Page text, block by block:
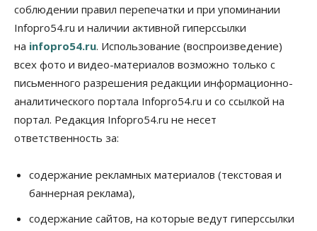
Бизнес Общество
Новосибирцы стали реже оформлять
дома по упрощенной схеме
07 Августа 2026, 16:00
Общество Право&Порядок
Роспотребнадзор изъял почти полторы тонны
мяса в Новосибирской области
Расходы новосибирцев на спорт выросли на 40%
за полгода
07 Августа 2026, 14:35
соблюдении правил перепечатки и при упоминании
Infopro54.ru и наличии активной гиперссылки
на infopro54.ru. Использование (воспроизведение)
всех фото и видео-материалов возможно только с
письменного разрешения редакции информационно-
аналитического портала Infopro54.ru и со ссылкой на
портал. Редакция Infopro54.ru не несет
ответственность за:
содержание рекламных материалов (текстовая и
баннерная реклама),
содержание сайтов, на которые ведут гиперссылки